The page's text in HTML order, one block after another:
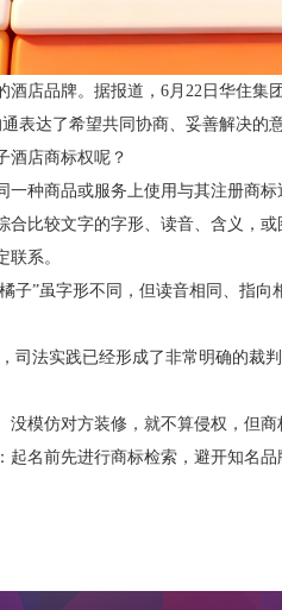
店品牌。据报道，6月22日华住集
表达了希望共同协商、妥善解决的意
店商标权呢？
商品或服务上使用与其注册商标
比较文字的字形、读音、含义，或
系。
”虽字形不同，但读音相同、指向
法实践已经形成了非常明确的裁
仿对方装修，就不算侵权，但商
前先进行商标检索，避开知名品